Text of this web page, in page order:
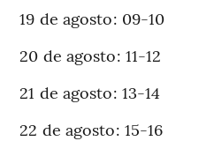
19 de agosto: 09-10
20 de agosto: 11-12
21 de agosto: 13-14
22 de agosto: 15-16